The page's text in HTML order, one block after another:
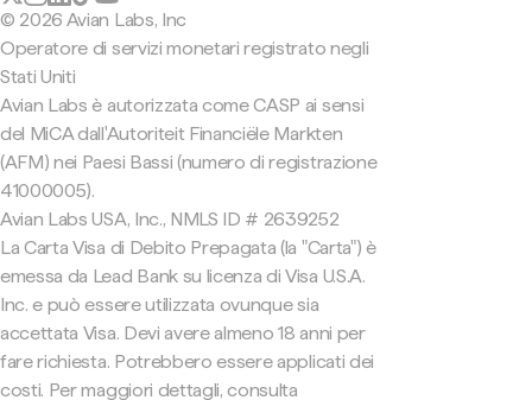
© 2026 Avian Labs, Inc
Operatore di servizi monetari registrato negli
Stati Uniti
Avian Labs è autorizzata come CASP ai sensi
del MiCA dall'Autoriteit Financiële Markten
(AFM) nei Paesi Bassi (numero di registrazione
41000005).
Avian Labs USA, Inc., NMLS ID # 2639252
La Carta Visa di Debito Prepagata (la "Carta") è
emessa da Lead Bank su licenza di Visa U.S.A.
Inc. e può essere utilizzata ovunque sia
accettata Visa. Devi avere almeno 18 anni per
fare richiesta. Potrebbero essere applicati dei
costi. Per maggiori dettagli, consulta